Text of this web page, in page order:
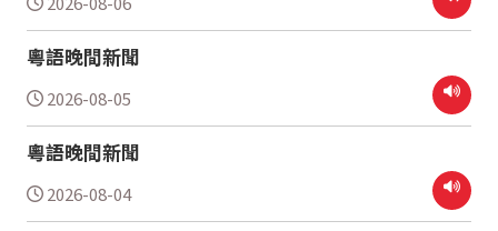
粵語晚間新聞
2026-08-05
粵語晚間新聞
2026-08-04